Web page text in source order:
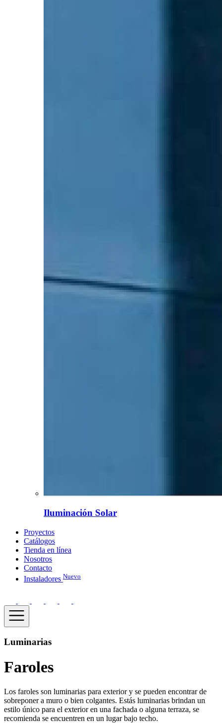
Iluminación Solar
Proyectos
Catálogos
Tienda en línea
Nosotros
Contacto
Instaladores Nuevo
Luminarias
Faroles
Los faroles son luminarias para exterior y se pueden encontrar de
sobreponer a muro o bien colgantes. Estás luminarias brindan un
estilo único para el exterior en una fachada o alguna terraza, se
recomienda se encuentren en un lugar bajo techo.